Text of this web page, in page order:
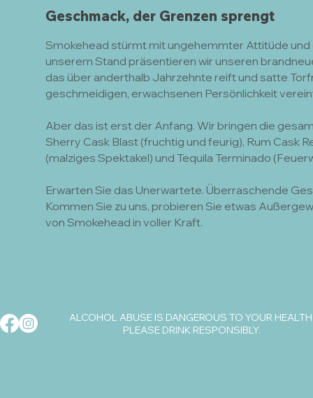
Geschmack, der Grenzen sprengt
Smokehead stürmt mit ungehemmter Attitüde
unserem Stand präsentieren wir unseren
das über anderthalb Jahrzehnte reift und satte
geschmeidigen, erwachsenen Persönlichkeit
Aber das ist erst der Anfang. Wir bringen die
Sherry Cask Blast (fruchtig und feurig), Rum Cask
(malziges Spektakel) und Tequila Terminado
Erwarten Sie das Unerwartete. Überraschende
Kommen Sie zu uns, probieren Sie etwas
von Smokehead in voller Kraft.
ALCOHOL ABUSE IS DANGEROUS TO YOUR
PLEASE DRINK RESPONSIBLY.